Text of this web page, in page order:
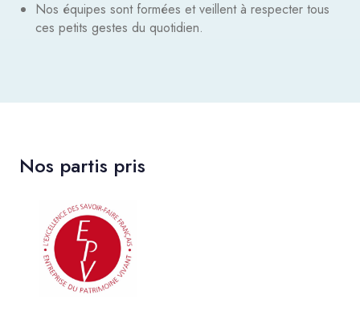
Nos équipes sont formées et veillent à respecter tous
ces petits gestes du quotidien.
Nos partis pris